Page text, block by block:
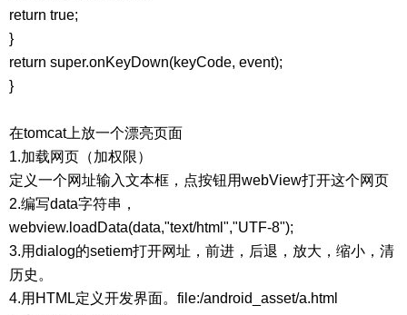
return true;
}
return super.onKeyDown(keyCode, event);
}
在tomcat上放一个漂亮页面
1.加载网页（加权限）
定义一个网址输入文本框，点按钮用webView打开这个网页
2.编写data字符串，
webview.loadData(data,"text/html","UTF-8");
3.用dialog的setiem打开网址，前进，后退，放大，缩小，清
历史。
4.用HTML定义开发界面。file:/android_asset/a.html